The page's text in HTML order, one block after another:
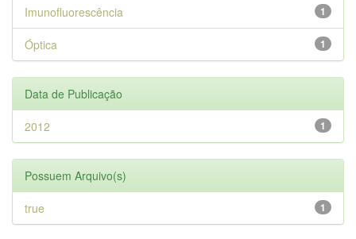
1
Imunofluorescência
1
Óptica
Data de Publicação
1
2012
Possuem Arquivo(s)
1
true